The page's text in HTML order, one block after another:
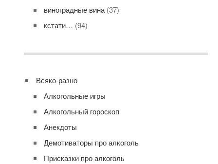
виноградные вина (37)
кстати… (94)
Всяко-разно
Алкогольные игры
Алкогольный гороскоп
Анекдоты
Демотиваторы про алкоголь
Присказки про алкоголь